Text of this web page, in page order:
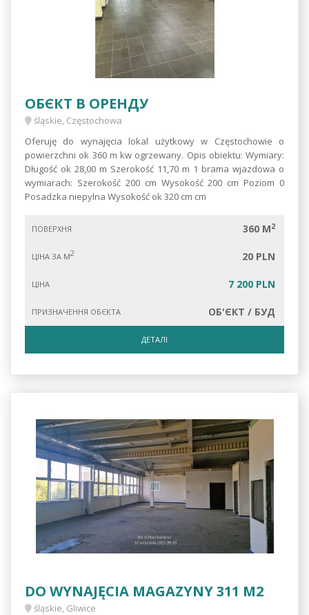
ОБЄКТ В ОРЕНДУ
śląskie, Częstochowa
Oferuję do wynajęcia lokal użytkowy w Częstochowie o
powierzchni ok 360 m kw ogrzewany. Opis obiektu: Wymiary:
Długość ok 28,00 m Szerokość 11,70 m 1 brama wjazdowa o
wymiarach: Szerokość 200 cm Wysokość 200 cm Poziom 0
Posadzka niepylna Wysokość ok 320 cm cm
ПОВЕРХНЯ 360 M2
ЦІНА ЗА М2 20 PLN
ЦІНА 7 200 PLN
ПРИЗНАЧЕННЯ ОБЄКТА ОБ'ЄКТ / БУД
ДЕТАЛІ
DO WYNAJĘCIA MAGAZYNY 311 M2
śląskie, Gliwice